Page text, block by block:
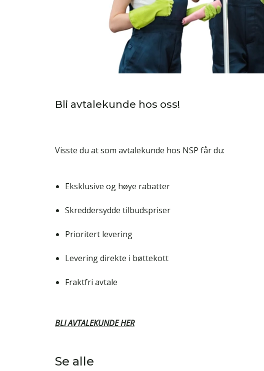
Bli avtalekunde hos oss!
Visste du at som avtalekunde hos NSP får du:
Eksklusive og høye rabatter
Skreddersydde tilbudspriser
Prioritert levering
Levering direkte i bøttekott
Fraktfri avtale
BLI AVTALEKUNDE HER
Se alle